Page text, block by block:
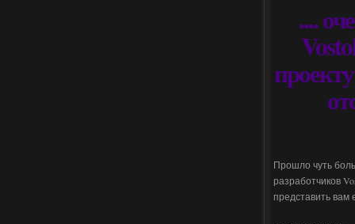
....
Прошло чуть
разработчиков
представить вам